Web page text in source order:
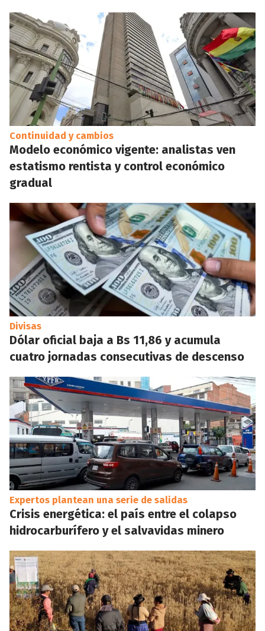
Continuidad y cambios
Modelo económico vigente: analistas ven
estatismo rentista y control económico
gradual
Divisas
Dólar oficial baja a Bs 11,86 y acumula
cuatro jornadas consecutivas de descenso
Expertos plantean una serie de salidas
Crisis energética: el país entre el colapso
hidrocarburífero y el salvavidas minero